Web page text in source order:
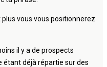
vous vous positionnerez
il y a de prospects
étant déjà répartie sur des